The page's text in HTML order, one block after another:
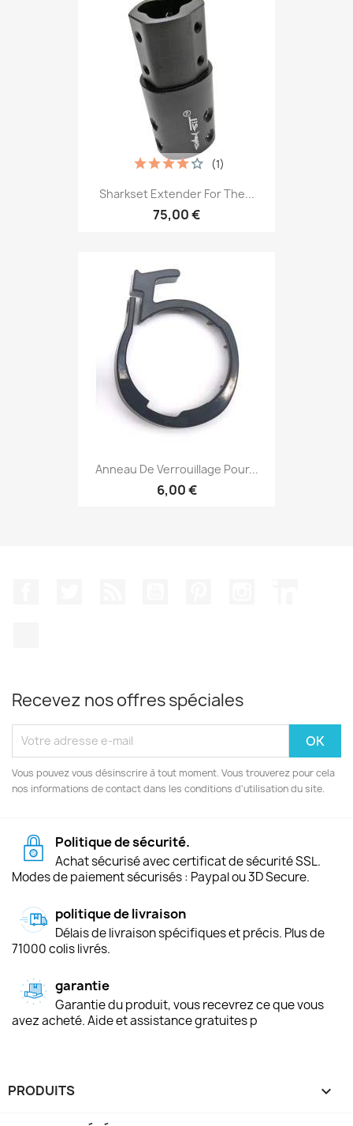
Sharkset Extender For The...
75,00 €
(1)
Anneau De Verrouillage Pour...
6,00 €
Recevez nos offres spéciales
Vous pouvez vous désinscrire à tout moment. Vous trouverez pour cela
nos informations de contact dans les conditions d'utilisation du site.
Politique de sécurité.
Achat sécurisé avec certificat de sécurité SSL.
Modes de paiement sécurisés : Paypal ou 3D Secure.
politique de livraison
Délais de livraison spécifiques et précis. Plus de
71000 colis livrés.
garantie
Garantie du produit, vous recevrez ce que vous
avez acheté. Aide et assistance gratuites p
PRODUITS 